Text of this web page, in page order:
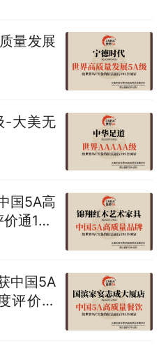
量发展
-大美无
国5A高
通193
中国5A
评价通